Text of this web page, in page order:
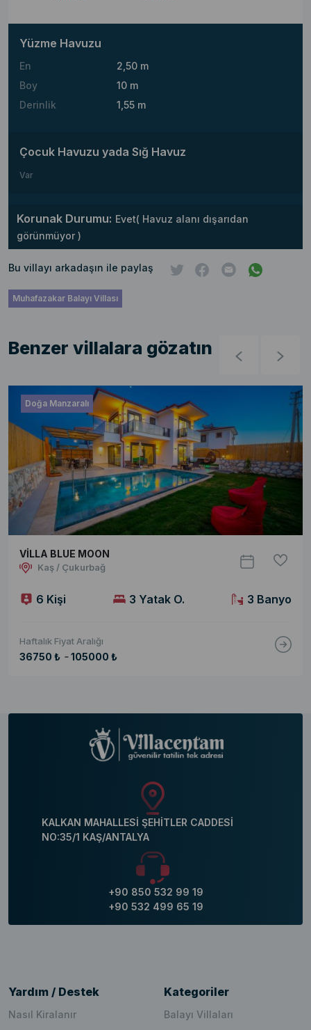
Yüzme Havuzu
En
2,50 m
Boy
10 m
Derinlik
1,55 m
Çocuk Havuzu yada Sığ Havuz
Var
Korunak Durumu: Evet( Havuz alanı dışarıdan
görünmüyor )
Bu villayı arkadaşın ile paylaş
Muhafazakar Balayı Villası
Benzer villalara gözatın
Doğa Manzaralı
VİLLA BLUE MOON
Kaş / Çukurbağ
6 Kişi 3 Yatak O. 3 Banyo
Haftalık Fiyat Aralığı
36750 ₺ - 105000 ₺
KALKAN MAHALLESİ ŞEHİTLER CADDESİ
NO:35/1 KAŞ/ANTALYA
+90 850 532 99 19
+90 532 499 65 19
Yardım / Destek
Nasıl Kiralanır
Kategoriler
Balayı Villaları